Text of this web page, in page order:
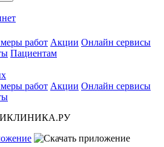
работ Акции Онлайн сервисы
Пациентам
работ Акции Онлайн сервисы